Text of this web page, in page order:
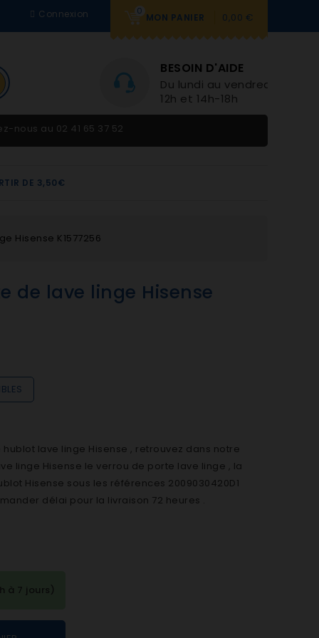
0
MON PANIER 0,00 €
Connexion
BESOIN D'AIDE
Du lundi au vendredi 9h-
12h et 14h-18h
nous au 02 41 65 37 52
DE 3,50€
Hisense K1577256
de lave linge Hisense
lave linge Hisense , retrouvez dans notre
linge Hisense le verrou de porte lave linge , la
Hisense sous les références 2009030420D1
délai pour la livraison 72 heures .
à 7 jours)